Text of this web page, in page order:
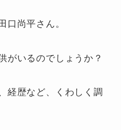
口尚平さん。
がいるのでしょうか？
経歴など、くわしく調